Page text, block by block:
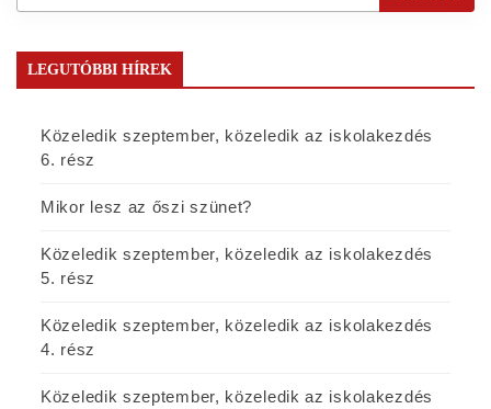
LEGUTÓBBI HÍREK
Közeledik szeptember, közeledik az iskolakezdés
6. rész
Mikor lesz az őszi szünet?
Közeledik szeptember, közeledik az iskolakezdés
5. rész
Közeledik szeptember, közeledik az iskolakezdés
4. rész
Közeledik szeptember, közeledik az iskolakezdés